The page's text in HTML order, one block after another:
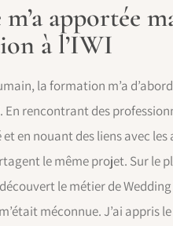
apportée
à l’IWI
la formation m’a
En rencontrant des
en nouant des liens avec les
le même projet. Sur le
le métier de Wedding
méconnue. J’ai appris le